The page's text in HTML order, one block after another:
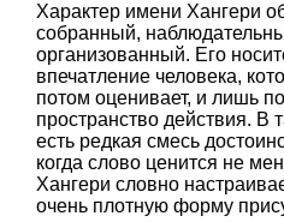
Характер имени Хангери
собранный,
организованный. Его
впечатление человека,
потом оценивает, и лишь
пространство действия. В
есть редкая смесь
когда слово ценится не
Хангери словно
очень плотную форму